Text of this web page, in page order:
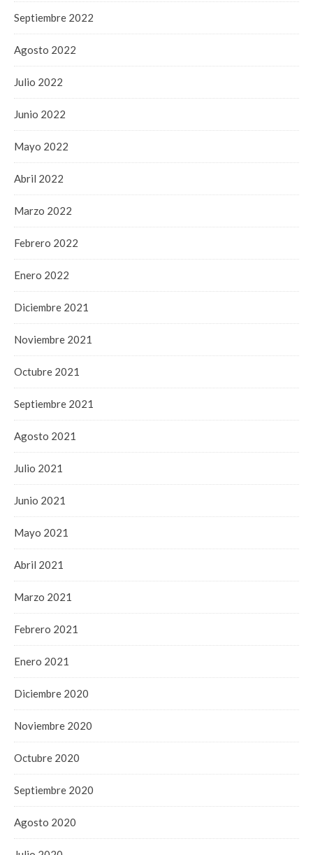
Septiembre 2022
Agosto 2022
Julio 2022
Junio 2022
Mayo 2022
Abril 2022
Marzo 2022
Febrero 2022
Enero 2022
Diciembre 2021
Noviembre 2021
Octubre 2021
Septiembre 2021
Agosto 2021
Julio 2021
Junio 2021
Mayo 2021
Abril 2021
Marzo 2021
Febrero 2021
Enero 2021
Diciembre 2020
Noviembre 2020
Octubre 2020
Septiembre 2020
Agosto 2020